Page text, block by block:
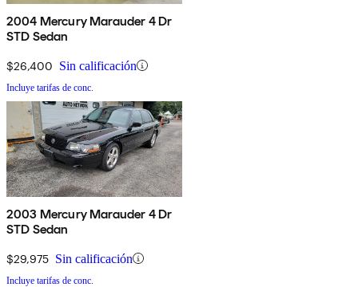
2004 Mercury Marauder 4 Dr
STD Sedan
$26,400 Sin calificación
Incluye tarifas de conc.
2003 Mercury Marauder 4 Dr
STD Sedan
$29,975 Sin calificación
Incluye tarifas de conc.